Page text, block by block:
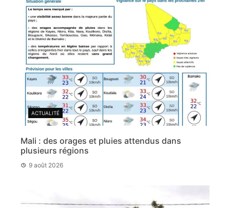
ACTUALITÉ
Mali : des orages et pluies attendus dans
plusieurs régions
9 août 2026